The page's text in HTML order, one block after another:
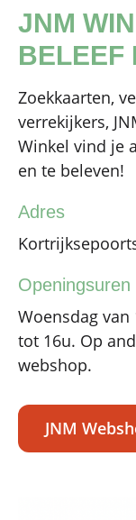
JNM
BELEEF
Zoekkaarten,
verrekijkers,
Winkel vind je
en te beleven!
Adres
Openingsuren
Woensdag
tot 16u. Op
webshop.
JNM